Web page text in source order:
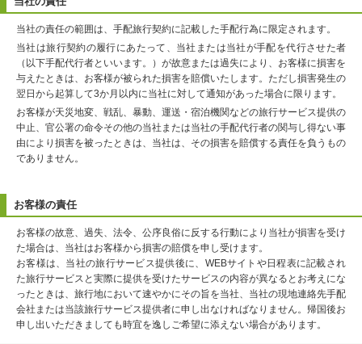
当社の責任の範囲は、手配旅行契約に記載した手配行為に限定されます。
当社は旅行契約の履行にあたって、当社または当社が手配を代行させた者
（以下手配代行者といいます。）が故意または過失により、お客様に損害を
与えたときは、お客様が被られた損害を賠償いたします。ただし損害発生の
翌日から起算して3か月以内に当社に対して通知があった場合に限ります。
お客様が天災地変、戦乱、暴動、運送・宿泊機関などの旅行サービス提供の
中止、官公署の命令その他の当社または当社の手配代行者の関与し得ない事
由により損害を被ったときは、当社は、その損害を賠償する責任を負うもの
でありません。
お客様の責任
お客様の故意、過失、法令、公序良俗に反する行動により当社が損害を受け
た場合は、当社はお客様から損害の賠償を申し受けます。
お客様は、当社の旅行サービス提供後に、WEBサイトや日程表に記載され
た旅行サービスと実際に提供を受けたサービスの内容が異なるとお考えにな
ったときは、旅行地において速やかにその旨を当社、当社の現地連絡先手配
会社または当該旅行サービス提供者に申し出なければなりません。帰国後お
申し出いただきましても時宜を逸しご希望に添えない場合があります。